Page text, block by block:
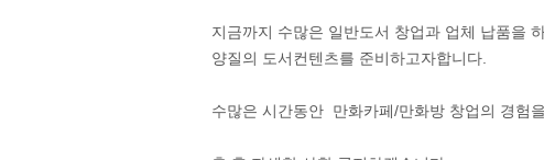
지금까지 수많은 일반도서 창업과 업체 납품을
양질의 도서컨텐츠를 준비하고자합니다.
수많은 시간동안 만화카페/만화방 창업의 경험